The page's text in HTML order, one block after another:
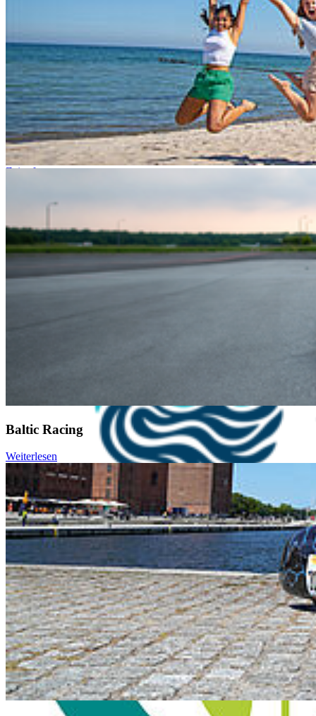
Baltic Racing
Weiterlesen
Dienstleistungsportal "e-HOST"
Studien- und Prüfungsportal (SuP)
B-ite
Webmailer
Moodle
Zeiterfassung